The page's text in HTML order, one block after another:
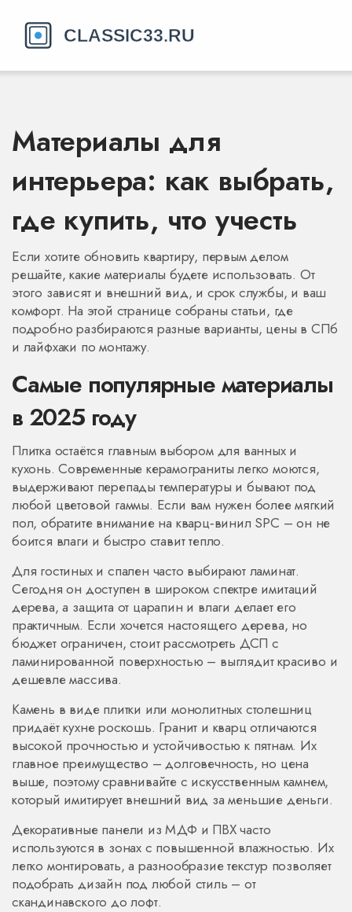
Материалы для
интерьера: как выбрать,
где купить, что учесть
Если хотите обновить квартиру, первым делом
решайте, какие материалы будете использовать. От
этого зависят и внешний вид, и срок службы, и ваш
комфорт. На этой странице собраны статьи, где
подробно разбираются разные варианты, цены в СПб
и лайфхаки по монтажу.
Самые популярные материалы
в 2025 году
Плитка остаётся главным выбором для ванных и
кухонь. Современные керамограниты легко моются,
выдерживают перепады температуры и бывают под
любой цветовой гаммы. Если вам нужен более мягкий
пол, обратите внимание на кварц‑винил SPC – он не
боится влаги и быстро ставит тепло.
Для гостиных и спален часто выбирают ламинат.
Сегодня он доступен в широком спектре имитаций
дерева, а защита от царапин и влаги делает его
практичным. Если хочется настоящего дерева, но
бюджет ограничен, стоит рассмотреть ДСП с
ламинированной поверхностью – выглядит красиво и
дешевле массива.
Камень в виде плитки или монолитных столешниц
придаёт кухне роскошь. Гранит и кварц отличаются
высокой прочностью и устойчивостью к пятнам. Их
главное преимущество – долговечность, но цена
выше, поэтому сравнивайте с искусственным камнем,
который имитирует внешний вид за меньшие деньги.
Декоративные панели из МДФ и ПВХ часто
используются в зонах с повышенной влажностью. Их
легко монтировать, а разнообразие текстур позволяет
подобрать дизайн под любой стиль – от
скандинавского до лофт.